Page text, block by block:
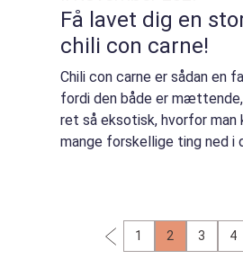
Få lavet dig en
chili con carne!
Chili con carne er sådan en
fordi den både er
ret så eksotisk, hvorfor man
mange forskellige ting ned i
1 2 3 4